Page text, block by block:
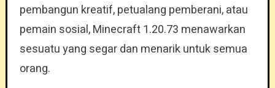
pembangun kreatif, petualang pemberani, atau
pemain sosial, Minecraft 1.20.73 menawarkan
sesuatu yang segar dan menarik untuk semua
orang.